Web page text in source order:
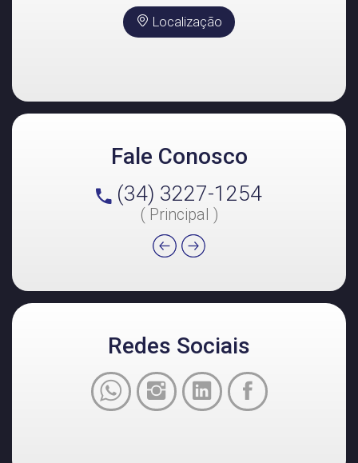
Localização
Fale Conosco
(34) 3227-1254
( Principal )
Redes Sociais